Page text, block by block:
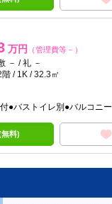
万円 （管理費等－）
－ / 礼 －
階 / 1K / 32.3㎡
●バストイレ別●バルコニー
料)